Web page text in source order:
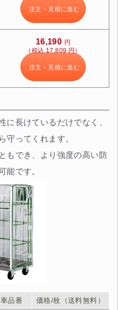
注文・見積に進む
16,190 円
（税込 17,809 円）
注文・見積に進む
に長けているだけでなく、
守ってくれます。
もでき、より強度の高い防
能です。
品番 価格/枚（送料無料）